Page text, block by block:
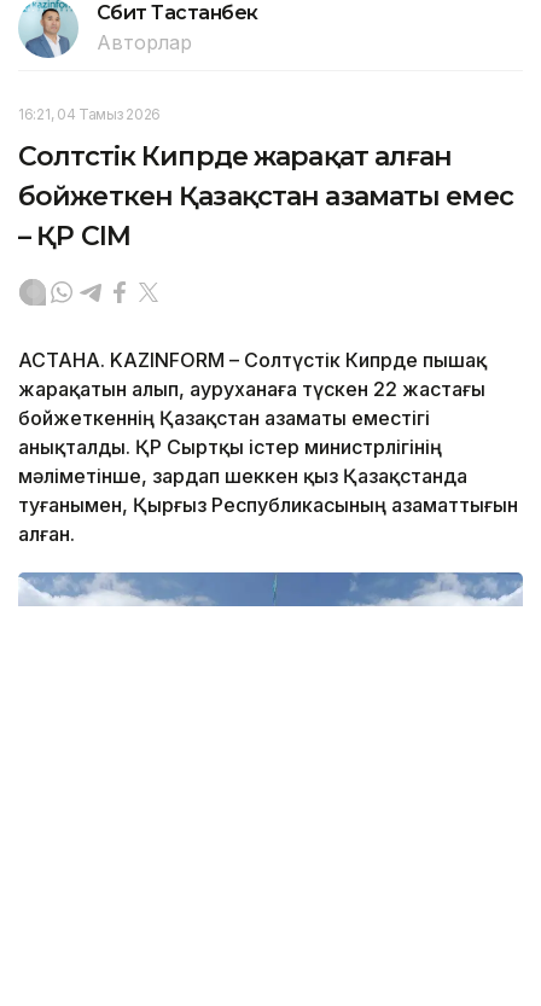
Сәбит Тастанбек
Авторлар
16:21, 04 Тамыз 2026
Солтүстік Кипрде жарақат алған
бойжеткен Қазақстан азаматы емес
– ҚР СІМ
АСТАНА. KAZINFORM – Солтүстік Кипрде пышақ
жарақатын алып, ауруханаға түскен 22 жастағы
бойжеткеннің Қазақстан азаматы еместігі
анықталды. ҚР Сыртқы істер министрлігінің
мәліметінше, зардап шеккен қыз Қазақстанда
туғанымен, Қырғыз Республикасының азаматтығын
алған.